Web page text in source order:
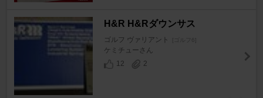
H&R H&Rダウンサス
ゴルフ ヴァリアント
ケミチューさん
12
2